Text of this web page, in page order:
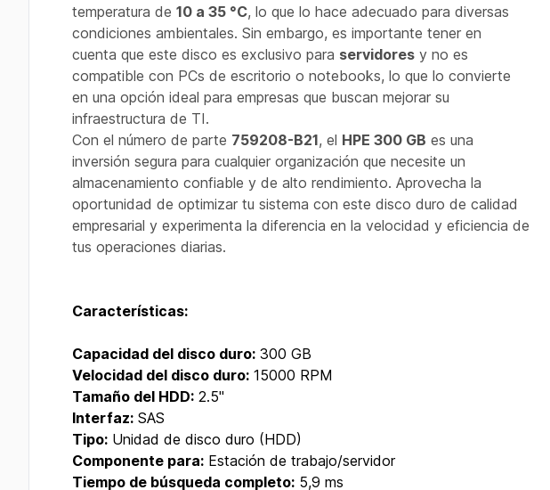
temperatura de 10 a 35 °C, lo que lo hace adecuado para diversas
condiciones ambientales. Sin embargo, es importante tener en
cuenta que este disco es exclusivo para servidores y no es
compatible con PCs de escritorio o notebooks, lo que lo convierte
en una opción ideal para empresas que buscan mejorar su
infraestructura de TI.
Con el número de parte 759208-B21, el HPE 300 GB es una
inversión segura para cualquier organización que necesite un
almacenamiento confiable y de alto rendimiento. Aprovecha la
oportunidad de optimizar tu sistema con este disco duro de calidad
empresarial y experimenta la diferencia en la velocidad y eficiencia de
tus operaciones diarias.
Características:
Capacidad del disco duro: 300 GB
Velocidad del disco duro: 15000 RPM
Tamaño del HDD: 2.5"
Interfaz: SAS
Tipo: Unidad de disco duro (HDD)
Componente para: Estación de trabajo/servidor
Tiempo de búsqueda completo: 5,9 ms